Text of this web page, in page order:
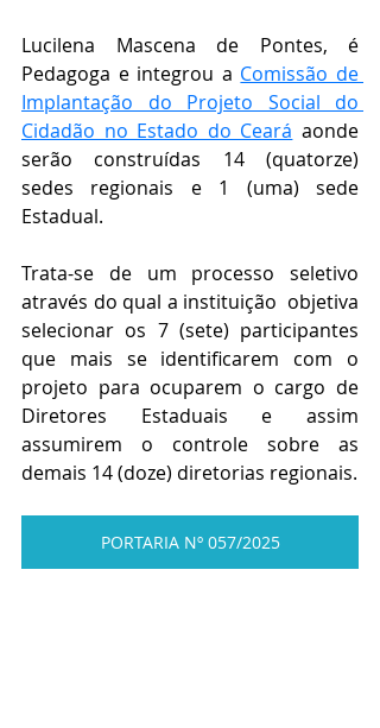
Lucilena Mascena de Pontes, é
Pedagoga e integrou a Comissão de
Implantação do Projeto Social do
Cidadão no Estado do Ceará aonde
serão construídas 14 (quatorze)
sedes regionais e 1 (uma) sede
Estadual.
Trata-se de um processo seletivo
através do qual a instituição  objetiva
selecionar os 7 (sete) participantes
que mais se identificarem com o
projeto para ocuparem o cargo de
Diretores Estaduais e assim
assumirem o controle sobre as
demais 14 (doze) diretorias regionais.
PORTARIA Nº 057/2025